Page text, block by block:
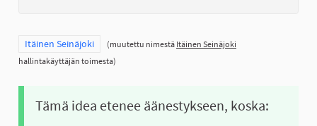
Rajaa tulokset teeman mukaan: Itäinen Seinäjoki
Itäinen Seinäjoki (muutettu nimestä Itäinen Seinäjoki
hallintakäyttäjän toimesta)
Tämä idea etenee äänestykseen, koska: